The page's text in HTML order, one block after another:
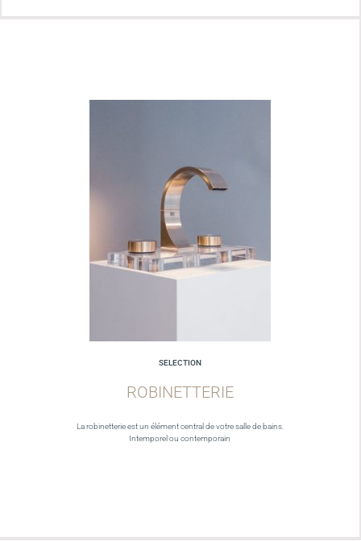
SELECTION
ROBINETTERIE
La robinetterie est un élément central de votre salle de bains.
Intemporel ou contemporain